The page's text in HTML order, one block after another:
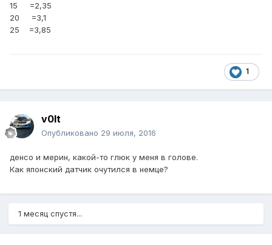
15 =2,35
20 =3,1
25 =3,85
1
v0lt
Опубликовано 29 июля, 2016
денсо и мерин, какой-то глюк у меня в голове.
Как японский датчик очутился в немце?
1 месяц спустя...